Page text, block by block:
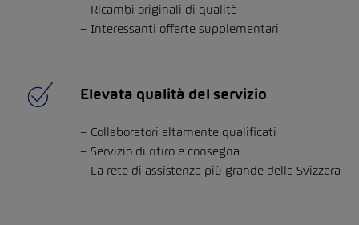
Ricambi originali di qualità
Interessanti offerte supplementari
Elevata qualità del servizio
Collaboratori altamente qualificati
Servizio di ritiro e consegna
La rete di assistenza più grande della Svizzera